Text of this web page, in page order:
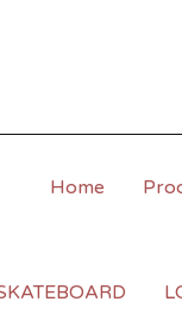
Home